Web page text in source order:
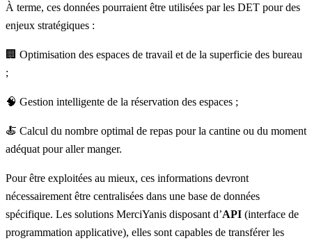
À terme, ces données pourraient être utilisées par les DET pour des
enjeux stratégiques :
🏢 Optimisation des espaces de travail et de la superficie des bureau
;
🧠 Gestion intelligente de la réservation des espaces ;
🍝 Calcul du nombre optimal de repas pour la cantine ou du moment
adéquat pour aller manger.
Pour être exploitées au mieux, ces informations devront
nécessairement être centralisées dans une base de données
spécifique. Les solutions MerciYanis disposant d’API (interface de
programmation applicative), elles sont capables de transférer les